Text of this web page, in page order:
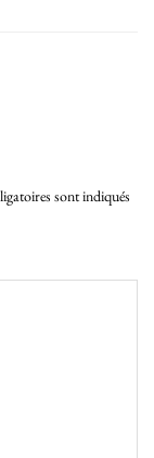
sont indiqués